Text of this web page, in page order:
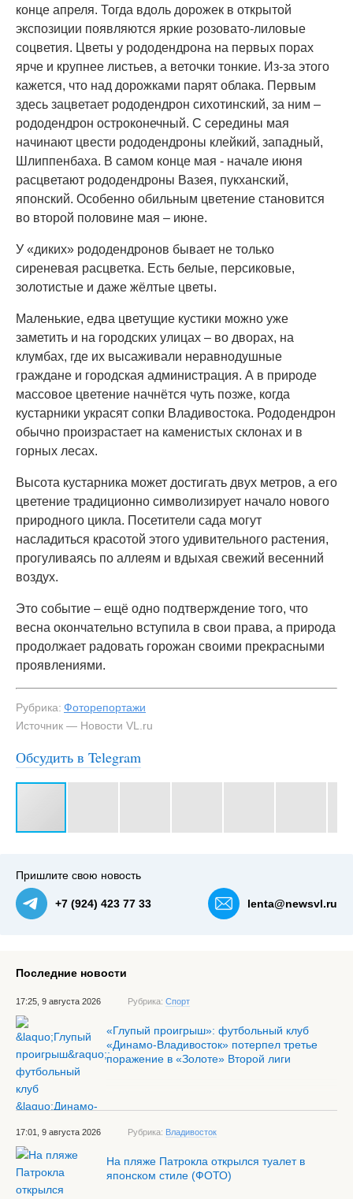
конце апреля. Тогда вдоль дорожек в открытой
экспозиции появляются яркие розовато-лиловые
соцветия. Цветы у рододендрона на первых порах
ярче и крупнее листьев, а веточки тонкие. Из-за этого
кажется, что над дорожками парят облака. Первым
здесь зацветает рододендрон сихотинский, за ним –
рододендрон остроконечный. С середины мая
начинают цвести рододендроны клейкий, западный,
Шлиппенбаха. В самом конце мая - начале июня
расцветают рододендроны Вазея, пукханский,
японский. Особенно обильным цветение становится
во второй половине мая – июне.
У «диких» рододендронов бывает не только
сиреневая расцветка. Есть белые, персиковые,
золотистые и даже жёлтые цветы.
Маленькие, едва цветущие кустики можно уже
заметить и на городских улицах – во дворах, на
клумбах, где их высаживали неравнодушные
граждане и городская администрация. А в природе
массовое цветение начнётся чуть позже, когда
кустарники украсят сопки Владивостока. Рододендрон
обычно произрастает на каменистых склонах и в
горных лесах.
Высота кустарника может достигать двух метров, а его
цветение традиционно символизирует начало нового
природного цикла. Посетители сада могут
насладиться красотой этого удивительного растения,
прогуливаясь по аллеям и вдыхая свежий весенний
воздух.
Это событие – ещё одно подтверждение того, что
весна окончательно вступила в свои права, а природа
продолжает радовать горожан своими прекрасными
проявлениями.
Рубрика: Фоторепортажи
Источник — Новости VL.ru
Обсудить в Telegram
Пришлите свою новость
+7 (924) 423 77 33 lenta@newsvl.ru
Последние новости
17:25, 9 августа 2026 Рубрика: Спорт
«Глупый проигрыш»: футбольный клуб
«Динамо-Владивосток» потерпел третье
поражение в «Золоте» Второй лиги
17:01, 9 августа 2026 Рубрика: Владивосток
На пляже Патрокла открылся туалет в
японском стиле (ФОТО)